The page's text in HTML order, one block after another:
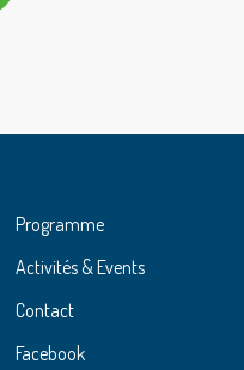
Programme
Activités & Events
Contact
Facebook